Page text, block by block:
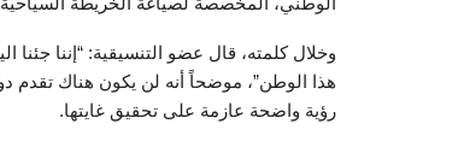
وخلال كلمته، قال عضو التنسيقية: “إننا
هذا الوطن”، موضحاً أنه لن يكون هناك
رؤية واضحة عازمة على تحقيق غايتها.